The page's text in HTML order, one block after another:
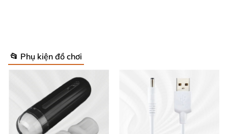
📂 Phụ kiện đồ chơi